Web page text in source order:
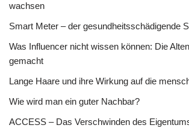
wachsen
Smart Meter – der gesundheitsschädigende
Was Influencer nicht wissen können: Die
gemacht
Lange Haare und ihre Wirkung auf die
Wie wird man ein guter Nachbar?
ACCESS – Das Verschwinden des